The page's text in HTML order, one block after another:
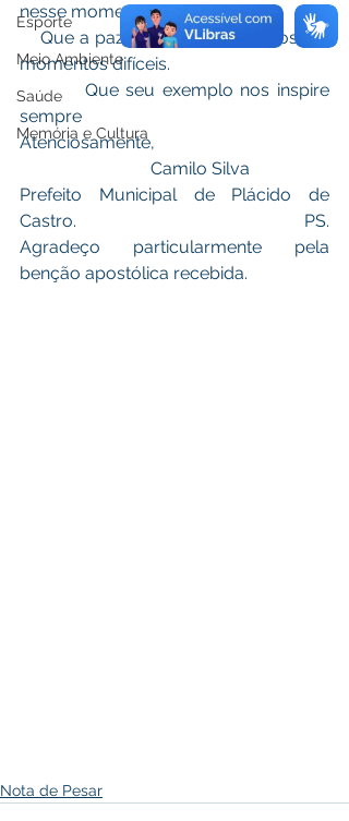
Esporte
Meio Ambiente
Saúde
Memória e Cultura
nesse momento de luto.
    Que a paz e o amor guiem-nos em
momentos difíceis.
         Que seu exemplo nos inspire
sempre
Atenciosamente,
                              Camilo Silva
Prefeito Municipal de Plácido de
Castro.                                     PS.
Agradeço particularmente pela
benção apostólica recebida.
Nota de Pesar